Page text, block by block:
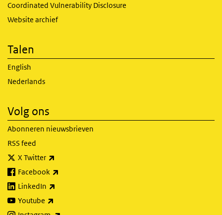
Coordinated Vulnerability Disclosure
Website archief
Talen
English
Nederlands
Volg ons
Abonneren nieuwsbrieven
RSS feed
X Twitter
Facebook
LinkedIn
Youtube